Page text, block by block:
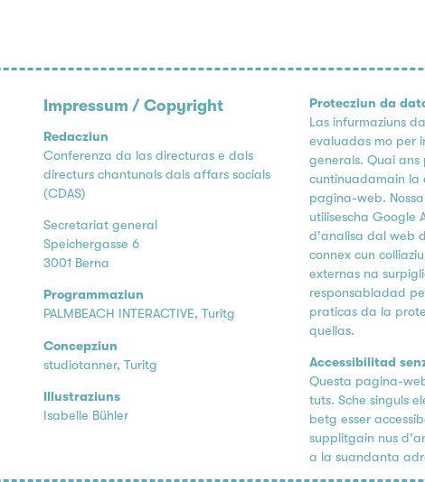
Impressum / Copyright
Redacziun
Conferenza da las directuras e dals
directurs chantunals dals affars socials
(CDAS)
Secretariat general
Speichergasse 6
3001 Berna
Programmaziun
PALMBEACH INTERACTIVE, Turitg
Concepziun
studiotanner, Turitg
Illustraziuns
Isabelle Bühler
Protecziun da
Las infurmaziuns
evaluadas mo per
generals. Quai
cuntinuadamain la
pagina-web.
utilisescha Google
d'analisa dal web
connex cun
externas na
responsabladad
praticas da la
quellas.
Accessibilitad
Questa pagina-
tuts. Sche singuls
betg esser
supplitgain nus
a la suandanta